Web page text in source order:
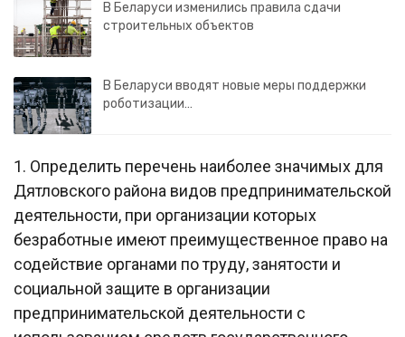
В Беларуси изменились правила сдачи
строительных объектов
В Беларуси вводят новые меры поддержки
роботизации…
1. Определить перечень наиболее значимых для
Дятловского района видов предпринимательской
деятельности, при организации которых
безработные имеют преимущественное право на
содействие органами по труду, занятости и
социальной защите в организации
предпринимательской деятельности с